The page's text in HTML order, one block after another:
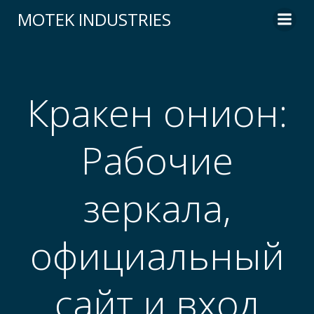
to
MOTEK INDUSTRIES
Кракен онион:
Рабочие
зеркала,
официальный
сайт и вход